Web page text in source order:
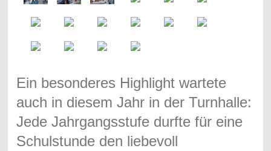
Ein besonderes Highlight wartete
auch in diesem Jahr in der Turnhalle:
Jede Jahrgangsstufe durfte für eine
Schulstunde den liebevoll